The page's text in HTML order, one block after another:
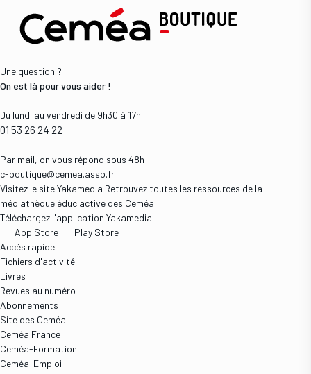
Une question ?
On est là pour vous aider !
Du lundi au vendredi de 9h30 à 17h
01 53 26 24 22
Par mail, on vous répond sous 48h
c-boutique@cemea.asso.fr
Visitez le site Yakamedia Retrouvez toutes les ressources de la
médiathèque éduc'active des Ceméa
Téléchargez l'application Yakamedia
App Store
Play Store
Accès rapide
Fichiers d'activité
Livres
Revues au numéro
Abonnements
Site des Ceméa
Ceméa France
Ceméa-Formation
Ceméa-Emploi